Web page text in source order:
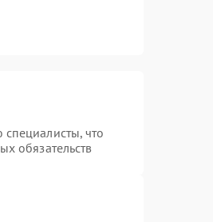
что
обязательств